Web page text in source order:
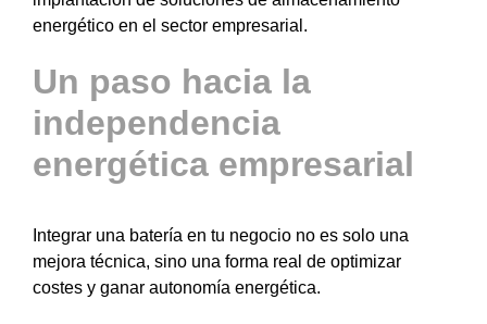
energético en el sector empresarial.
Un paso hacia la
independencia
energética empresarial
Integrar una batería en tu negocio no es solo una
mejora técnica, sino una forma real de optimizar
costes y ganar autonomía energética.